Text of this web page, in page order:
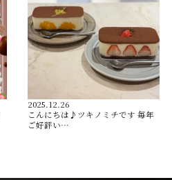
2025.12.26
こんにちは♪ツキノミチです️ 毎年
ご好評い…